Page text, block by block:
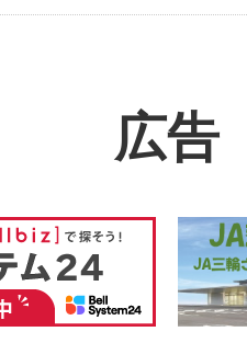
広告